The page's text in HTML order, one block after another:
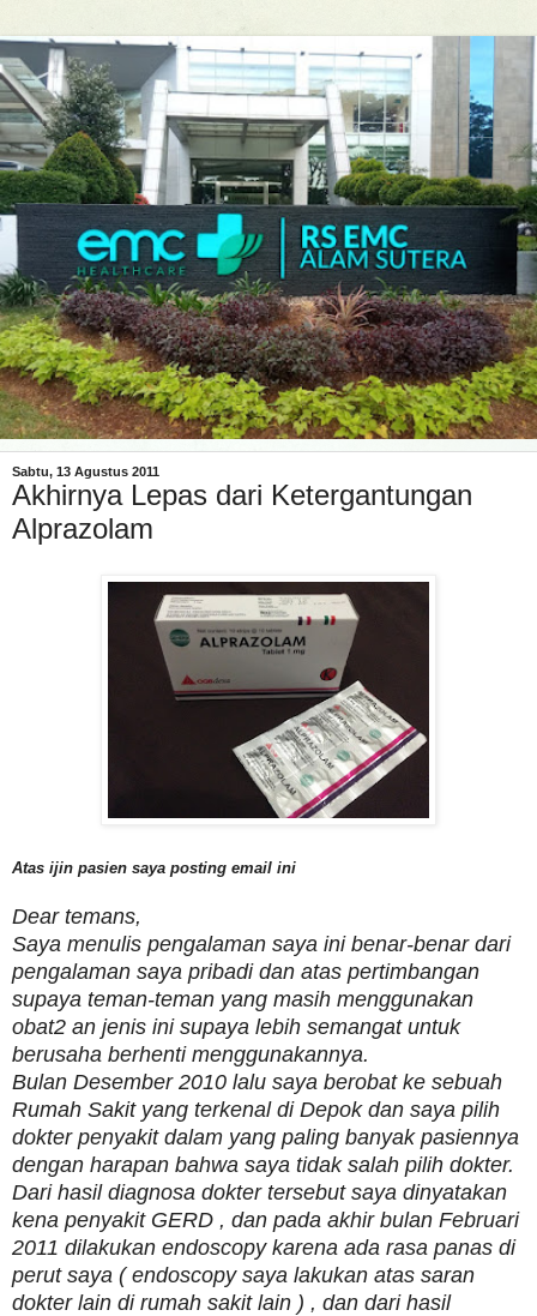
Sabtu, 13 Agustus 2011
Akhirnya Lepas dari Ketergantungan
Alprazolam
Atas ijin pasien saya posting email ini
Dear temans,
Saya menulis pengalaman saya ini benar-benar dari
pengalaman saya pribadi dan atas pertimbangan
supaya teman-teman yang masih menggunakan
obat2 an jenis ini supaya lebih semangat untuk
berusaha berhenti menggunakannya.
Bulan Desember 2010 lalu saya berobat ke sebuah
Rumah Sakit yang terkenal di Depok dan saya pilih
dokter penyakit dalam yang paling banyak pasiennya
dengan harapan bahwa saya tidak salah pilih dokter.
Dari hasil diagnosa dokter tersebut saya dinyatakan
kena penyakit GERD , dan pada akhir bulan Februari
2011 dilakukan endoscopy karena ada rasa panas di
perut saya ( endoscopy saya lakukan atas saran
dokter lain di rumah sakit lain ) , dan dari hasil